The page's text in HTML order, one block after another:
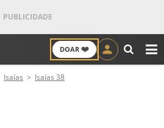
DOAR ❤️
Isaías Isaías 38